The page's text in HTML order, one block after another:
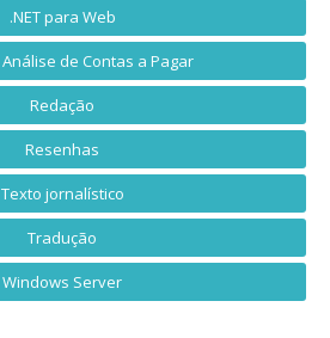
.NET para Web
de Contas a Pagar
Redação
Resenhas
Texto jornalístico
Tradução
Windows Server